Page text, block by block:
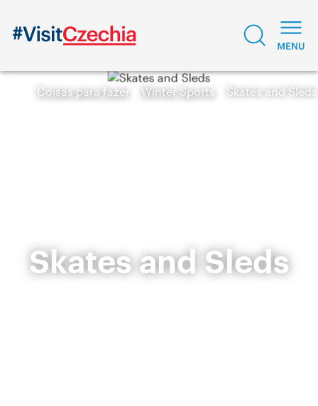
Coisas para fazer Winter Sports Skates and Sleds
Skates and Sleds